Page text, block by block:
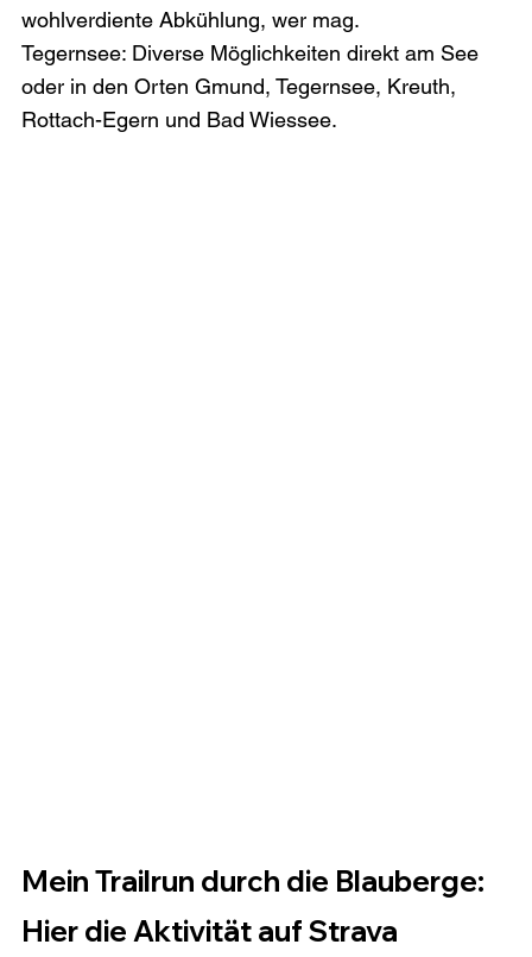
wohlverdiente Abkühlung, wer mag.
Tegernsee: Diverse Möglichkeiten direkt am See
oder in den Orten Gmund, Tegernsee, Kreuth,
Rottach-Egern und Bad Wiessee.
Mein Trailrun durch die Blauberge:
Hier die Aktivität auf Strava